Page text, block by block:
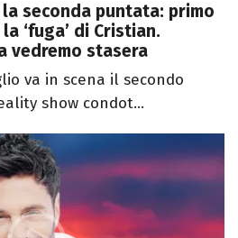
seconda puntata: primo
‘fuga’ di Cristian.
vedremo stasera
va in scena il secondo
show condot...